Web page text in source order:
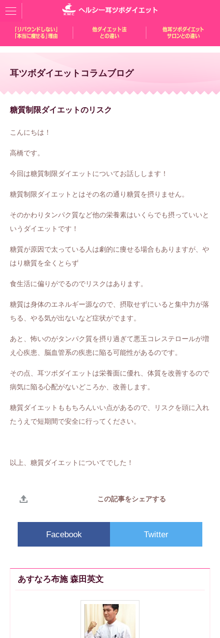
耳ツボダイエットコラムブログ
糖質制限ダイエットのリスク
こんにちは！
高橋です。
今回は糖質制限ダイエットについてお話しします！
糖質制限ダイエットとはその名の通り糖質を摂りません。
そのかわりタンパク質など他の栄養素はいくらでも摂っていいと
いうダイエットです！
糖質が原因で太っている人は劇的に痩せる場合もありますが、や
はり糖質を全くとらず
食生活に偏りがでるのでリスクはあります。
糖質は身体のエネルギー源なので、摂取せずにいると集中力が落
ちる、やる気が出ないなど症状がでます。
あと、怖いのがタンパク質を摂り過ぎて悪玉コレステロールが増
え心疾患、脳血管系の疾患に陥る可能性があるのです。
その点、耳ツボダイエットは栄養面に優れ、体質を改善するので
病気に陥る心配がないどころか、改善します。
糖質ダイエットももちろんいい点があるので、リスクを頭に入れ
たうえで短期間で安全に行ってください。
以上、糖質ダイエットについてでした！
この記事をシェアする
Facebook Twitter
あすなろ布施 森田英文